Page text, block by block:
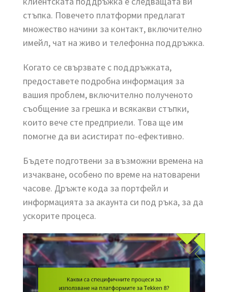
стъпка. Повечето платформи предлагат
множество начини за контакт, включително
имейл, чат на живо и телефонна поддръжка.
Когато се свързвате с поддръжката,
предоставете подробна информация за
вашия проблем, включително полученото
съобщение за грешка и всякакви стъпки,
които вече сте предприели. Това ще им
помогне да ви асистират по-ефективно.
Бъдете подготвени за възможни времена на
изчакване, особено по време на натоварени
часове. Дръжте кода за портфейл и
информацията за акаунта си под ръка, за да
ускорите процеса.